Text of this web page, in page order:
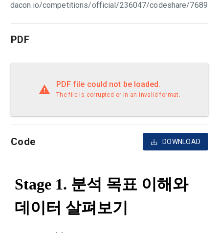
dacon.io/competitions/official/236047/codeshare/7689
PDF
PDF file could not be loaded.
The file is corrupted or in an invalid format.
Code DOWNLOAD